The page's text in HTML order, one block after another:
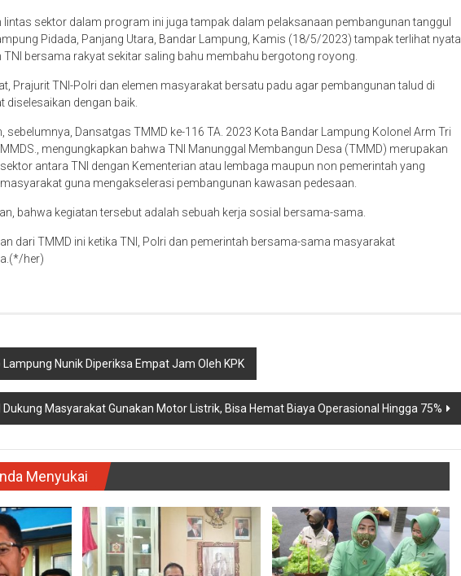
lintas sektor dalam program ini juga tampak dalam pelaksanaan pembangunan tanggul
Pidada, Panjang Utara, Bandar Lampung, Kamis (18/5/2023) tampak terlihat nyata
TNI bersama rakyat sekitar saling bahu membahu bergotong royong.
Prajurit TNI-Polri dan elemen masyarakat bersatu padu agar pembangunan talud di
diselesaikan dengan baik.
sebelumnya, Dansatgas TMMD ke-116 TA. 2023 Kota Bandar Lampung Kolonel Arm Tri
mengungkapkan bahwa TNI Manunggal Membangun Desa (TMMD) merupakan
antara TNI dengan Kementerian atau lembaga maupun non pemerintah yang
guna mengakselerasi pembangunan kawasan pedesaan.
bahwa kegiatan tersebut adalah sebuah kerja sosial bersama-sama.
dari TMMD ini ketika TNI, Polri dan pemerintah bersama-sama masyarakat
her)
Lampung Nunik Diperiksa Empat Jam Oleh KPK
Dukung Masyarakat Gunakan Motor Listrik, Bisa Hemat Biaya Operasional Hingga 75%
Menyukai